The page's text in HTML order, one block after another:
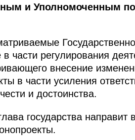
и Уполномоченным
в части регулирования
внесение
в части усиления
и достоинства.
государства